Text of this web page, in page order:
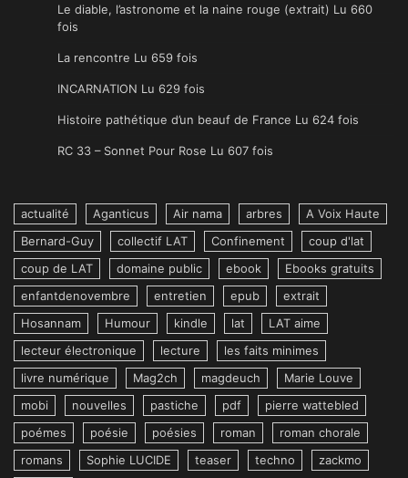
Le diable, l’astronome et la naine rouge (extrait) Lu 660
fois
La rencontre Lu 659 fois
INCARNATION Lu 629 fois
Histoire pathétique d’un beauf de France Lu 624 fois
RC 33 – Sonnet Pour Rose Lu 607 fois
actualité Aganticus Air nama arbres
A Voix Haute
Bernard-Guy
collectif LAT Confinement
coup d'lat
coup de LAT
domaine public ebook
Ebooks gratuits
enfantdenovembre
entretien epub
extrait
Hosannam
Humour kindle lat
LAT aime
lecteur électronique
lecture
les faits minimes
livre numérique
Mag2ch magdeuch
Marie Louve
mobi
nouvelles pastiche pdf
pierre wattebled
poémes
poésie poésies roman
roman chorale
romans
Sophie LUCIDE teaser techno
zackmo